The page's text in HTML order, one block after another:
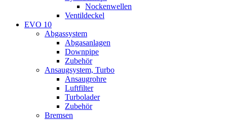
Nockenwellen
Ventildeckel
EVO 10
Abgassystem
Abgasanlagen
Downpipe
Zubehör
Ansaugsystem, Turbo
Ansaugrohre
Luftfilter
Turbolader
Zubehör
Bremsen